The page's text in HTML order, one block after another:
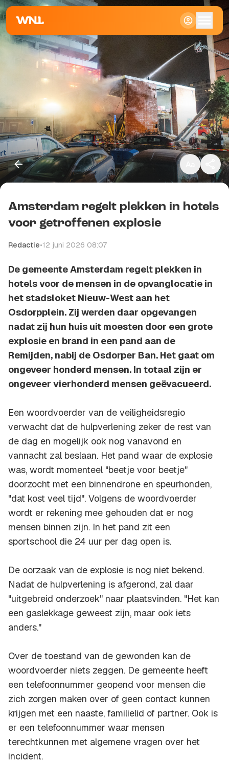
Klein
Standaard
Groot
Kopieer link
Amsterdam regelt plekken in hotels
voor getroffenen explosie
Redactie•12 juni 2026 08:07
De gemeente Amsterdam regelt plekken in
hotels voor de mensen in de opvanglocatie in
het stadsloket Nieuw-West aan het
Osdorpplein. Zij werden daar opgevangen
nadat zij hun huis uit moesten door een grote
explosie en brand in een pand aan de
Remijden, nabij de Osdorper Ban. Het gaat om
ongeveer honderd mensen. In totaal zijn er
ongeveer vierhonderd mensen geëvacueerd.
Een woordvoerder van de veiligheidsregio
verwacht dat de hulpverlening zeker de rest van
de dag en mogelijk ook nog vanavond en
vannacht zal beslaan. Het pand waar de explosie
was, wordt momenteel "beetje voor beetje"
doorzocht met een binnendrone en speurhonden,
"dat kost veel tijd". Volgens de woordvoerder
wordt er rekening mee gehouden dat er nog
mensen binnen zijn. In het pand zit een
sportschool die 24 uur per dag open is.
De oorzaak van de explosie is nog niet bekend.
Nadat de hulpverlening is afgerond, zal daar
"uitgebreid onderzoek" naar plaatsvinden. "Het kan
een gaslekkage geweest zijn, maar ook iets
anders."
Over de toestand van de gewonden kan de
woordvoerder niets zeggen. De gemeente heeft
een telefoonnummer geopend voor mensen die
zich zorgen maken over of geen contact kunnen
krijgen met een naaste, familielid of partner. Ook is
er een telefoonnummer waar mensen
terechtkunnen met algemene vragen over het
incident.